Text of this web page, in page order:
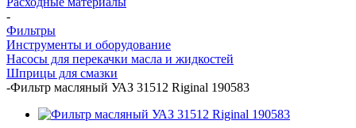
-
Фильтры
Инструменты и оборудование
Насосы для перекачки масла и жидкостей
Шприцы для смазки
-Фильтр масляный УАЗ 31512 Riginal 190583